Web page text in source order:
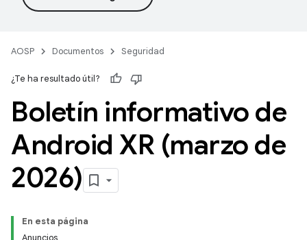
AOSP Documentos Seguridad
¿Te ha resultado útil?
Boletín informativo de
Android XR (marzo de
2026)
En esta página
Anuncios